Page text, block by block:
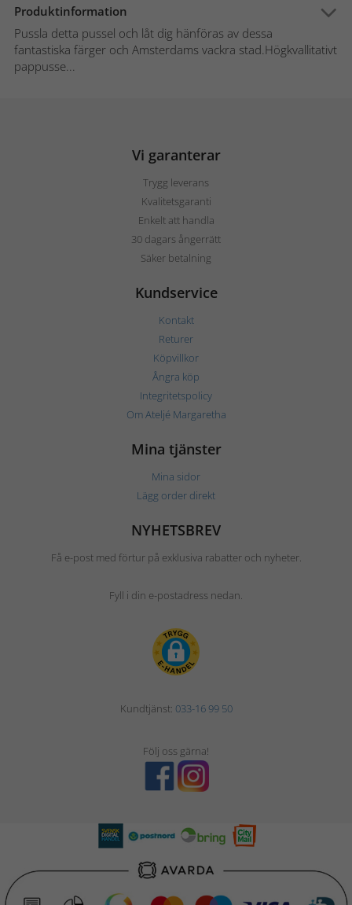
Produktinformation
Pussla detta pussel och låt dig hänföras av dessa
fantastiska färger och Amsterdams vackra stad.Högkvallitativt
pappusse...
Vi garanterar
Trygg leverans
Kvalitetsgaranti
Enkelt att handla
30 dagars ångerrätt
Säker betalning
Kundservice
Kontakt
Returer
Köpvillkor
Ångra köp
Integritetspolicy
Om Ateljé Margaretha
Mina tjänster
Mina sidor
Lägg order direkt
NYHETSBREV
Få e-post med förtur på exklusiva rabatter och nyheter.
Fyll i din e-postadress nedan.
Kundtjänst: 033-16 99 50
Följ oss gärna!